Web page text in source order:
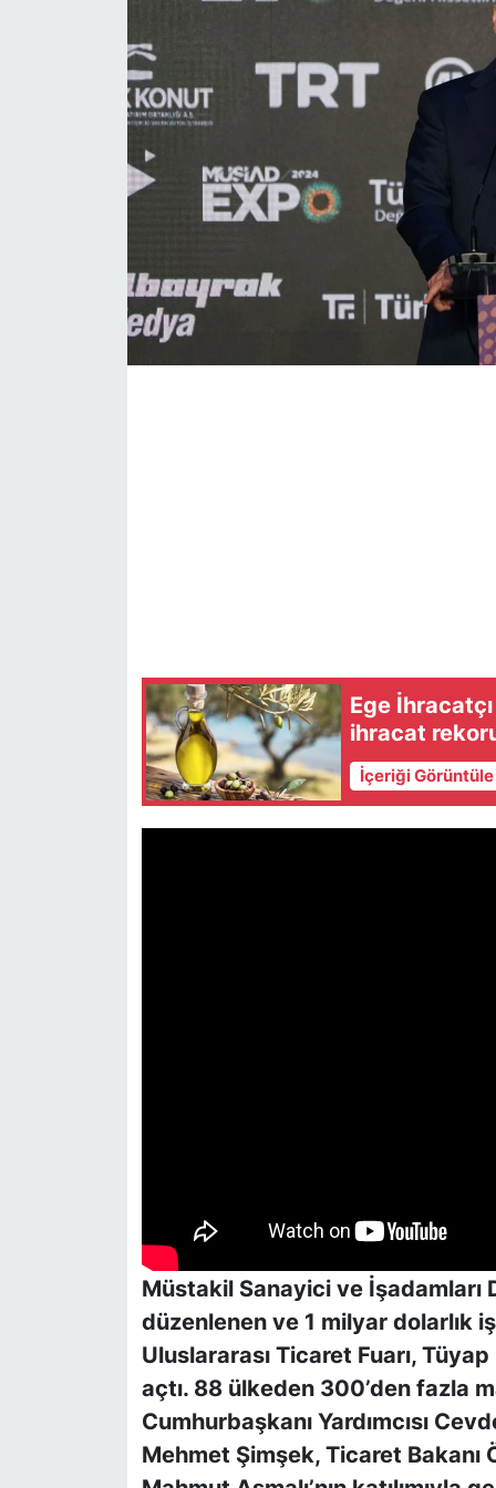
Ege
ihracat
İçeriği Görüntüle
Müstakil Sanayici ve İşadamları
düzenlenen ve 1 milyar dolarlık
Uluslararası Ticaret Fuarı,
açtı. 88 ülkeden 300’den fazla
Cumhurbaşkanı Yardımcısı
Mehmet Şimşek, Ticaret Bakanı
KONGRE HABERLERİ
KONGRE TAKVİMİ
RÖPORTAJLAR